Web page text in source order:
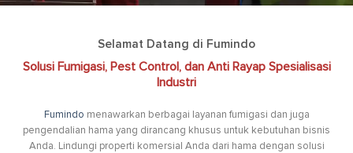
Selamat Datang di Fumindo
Solusi Fumigasi, Pest Control, dan Anti Rayap Spesialisasi
Industri
Fumindo menawarkan berbagai layanan fumigasi dan juga
pengendalian hama yang dirancang khusus untuk kebutuhan bisnis
Anda. Lindungi properti komersial Anda dari hama dengan solusi